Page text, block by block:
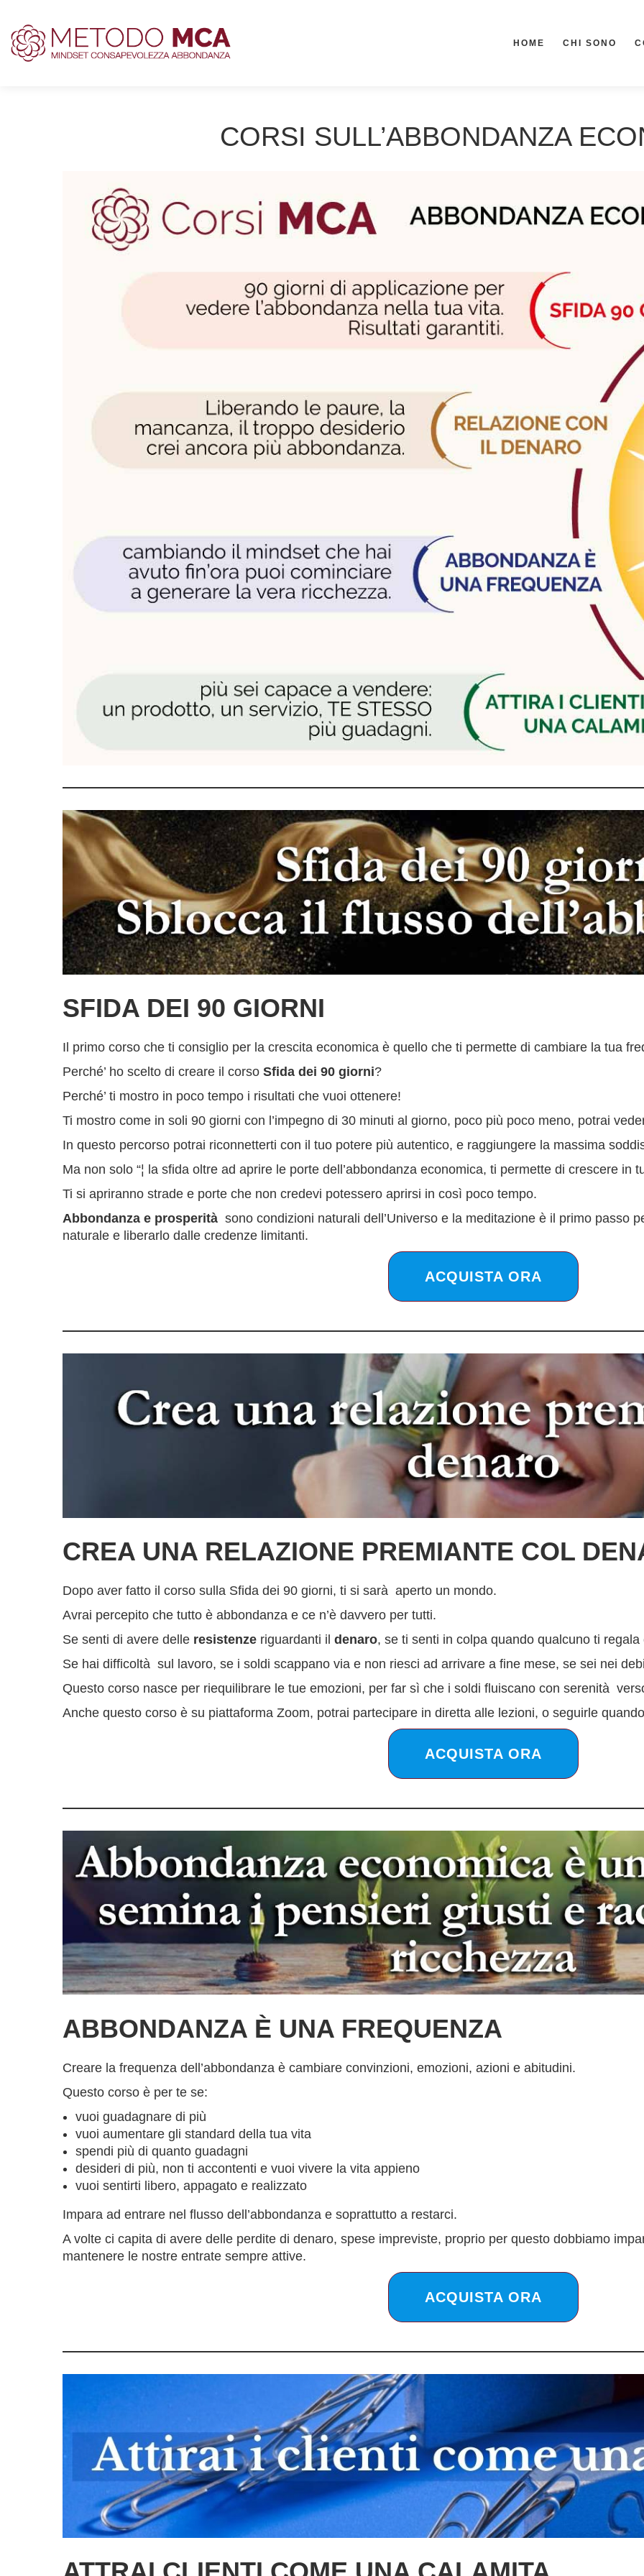
HOME CHI SONO
CORSI SULL’ABBONDANZA
SFIDA DEI 90 GIORNI
Il primo corso che ti consiglio per la crescita economica è quello che ti permette di cambiare la tua
Perché’ ho scelto di creare il corso Sfida dei 90 giorni?
Perché’ ti mostro in poco tempo i risultati che vuoi ottenere!
Ti mostro come in soli 90 giorni con l’impegno di 30 minuti al giorno, poco più poco meno, potrai
In questo percorso potrai riconnetterti con il tuo potere più autentico, e raggiungere la massima
Ma non solo “¦ la sfida oltre ad aprire le porte dell’abbondanza economica, ti permette di crescere in
Ti si apriranno strade e porte che non credevi potessero aprirsi in così poco tempo.
Abbondanza e prosperità sono condizioni naturali dell’Universo e la meditazione è il primo passo
naturale e liberarlo dalle credenze limitanti.
ACQUISTA ORA
CREA UNA RELAZIONE PREMIANTE COL
Dopo aver fatto il corso sulla Sfida dei 90 giorni, ti si sarà aperto un mondo.
Avrai percepito che tutto è abbondanza e ce n’è davvero per tutti.
Se senti di avere delle resistenze riguardanti il denaro, se ti senti in colpa quando qualcuno ti
Se hai difficoltà sul lavoro, se i soldi scappano via e non riesci ad arrivare a fine mese, se sei nei
Questo corso nasce per riequilibrare le tue emozioni, per far sì che i soldi fluiscano con serenità
Anche questo corso è su piattaforma Zoom, potrai partecipare in diretta alle lezioni, o seguirle
ACQUISTA ORA
ABBONDANZA È UNA FREQUENZA
Creare la frequenza dell’abbondanza è cambiare convinzioni, emozioni, azioni e abitudini.
Questo corso è per te se:
vuoi guadagnare di più
vuoi aumentare gli standard della tua vita
spendi più di quanto guadagni
desideri di più, non ti accontenti e vuoi vivere la vita appieno
vuoi sentirti libero, appagato e realizzato
Impara ad entrare nel flusso dell’abbondanza e soprattutto a restarci.
A volte ci capita di avere delle perdite di denaro, spese impreviste, proprio per questo dobbiamo
mantenere le nostre entrate sempre attive.
ACQUISTA ORA